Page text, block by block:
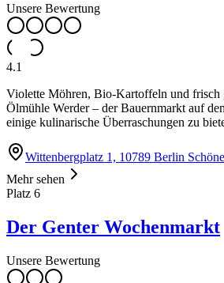
Unsere Bewertung
4.1
Violette Möhren, Bio-Kartoffeln und frisch
Ölmühle Werder – der Bauernmarkt auf
einige kulinarische Überraschungen zu
Wittenbergplatz 1, 10789 Berlin
Mehr sehen
Platz 6
Der Genter Wochenmarkt
Unsere Bewertung